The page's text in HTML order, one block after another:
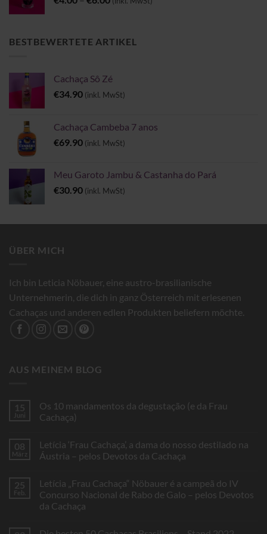
€6.00
BESTBEWERTETE ARTIKEL
Cachaça Sô Zé
€34.90 (inkl. MwSt)
Cachaça Cambeba 7 anos
€69.90 (inkl. MwSt)
Meu Garoto Jambu & Castanha do Pará
€30.90 (inkl. MwSt)
ÜBER MICH
Ich bin Leticia Nöbauer, eine austro-brasilianische
Unternehmerin, die dich in ganz Österreich mit erlesenen
Cachaças und anderen edlen Produkten beliefern möchte.
AUS MEINEM BLOG
15
Juni
Os 10 mandamentos da degustação (e da Frau
Cachaça)
Os
10
degustação
(e
da
Frau
08
März
Letícia ‘Frau Cachaça’, a dama do nosso destilado na
Áustria – pelos Devotos da Cachaça
Letícia
‘Frau
Cachaça’,
do
25
Feb.
Letícia „Frau Cachaça“ Nöbauer é a campeã do IV
Concurso Nacional de Rabo de Galo – pelos Devotos
da Cachaça